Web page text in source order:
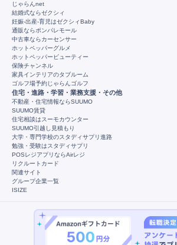
じゃらんnet
結婚式ならゼクシィ
妊娠-出産-育児はゼクシィBaby
通販ならポンパレモール
中古車ならカーセンサー
ホットペッパーグルメ
ホットペッパービューティー
保険チャンネル
家具インテリアのタブルーム
ゴルフ場予約じゃらんゴルフ
住宅・進路・学習・業務支援・その他
不動産・住宅情報ならSUUMO
SUUMO賃貸
住宅相談はスーモカウンター
SUUMO引越し見積もり
大学・専門学校のスタディサプリ進路
勉強・受験はスタディサプリ
POSレジアプリならAirレジ
リクルートカード
関連サイト
グループ企業一覧
ISIZE